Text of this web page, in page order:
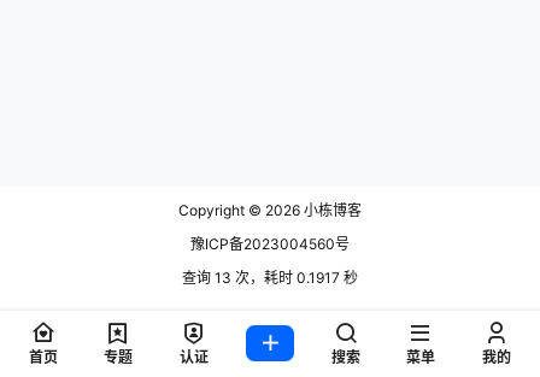
Copyright © 2026 小栋博客
豫ICP备2023004560号
查询 13 次，耗时 0.1917 秒
首页 专题 认证 搜索 菜单 我的